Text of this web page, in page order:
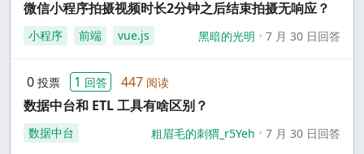
微信小程序拍摄视频时长2分钟之后结束拍摄无响应？
小程序 前端 vue.js 黑暗的光明 7 月 30 日回答
0 投票 1 回答 447 阅读
数据中台和 ETL 工具有啥区别？
数据中台 粗眉毛的刺猬_r5Yeh 7 月 30 日回答